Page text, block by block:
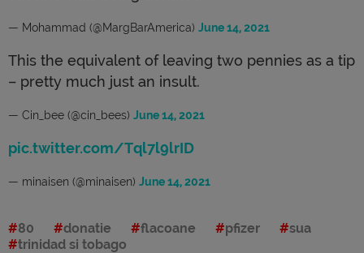
— Mohammad (@MargBarAmerica) June 14, 2021
This the equivalent of leaving two pennies as a tip
– pretty much just an insult.
— Cin_bee (@cin_bees) June 14, 2021
pic.twitter.com/Tql7l9lrID
— minaisen (@minaisen) June 14, 2021
80 donatie flacoane pfizer
sua
trinidad si tobago